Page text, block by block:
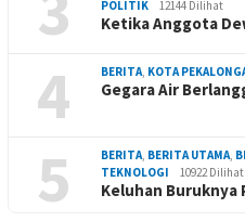
POLITIK
12144 Dilihat
Ketika Anggota
4 BERITA, KOTA
Gegara Air
5 BERITA, BERITA UTAMA,
TEKNOLOGI
10922 Dilihat
Keluhan Buruknya